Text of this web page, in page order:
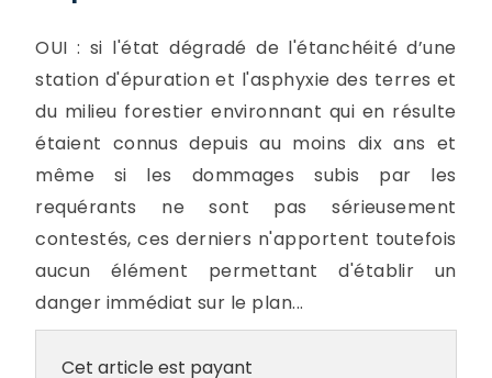
OUI : si l'état dégradé de l'étanchéité d’une
station d'épuration et l'asphyxie des terres et
du milieu forestier environnant qui en résulte
étaient connus depuis au moins dix ans et
même si les dommages subis par les
requérants ne sont pas sérieusement
contestés, ces derniers n'apportent toutefois
aucun élément permettant d'établir un
danger immédiat sur le plan...
Cet article est payant